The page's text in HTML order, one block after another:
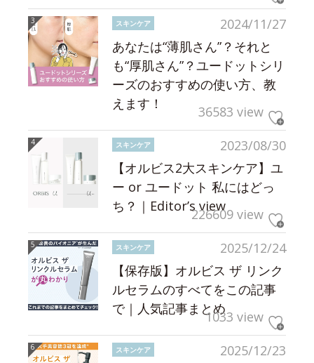
2024/11/27
スキンケア
あなたは“薄肌さん”？それと
も“厚肌さん”？ユードットシリ
ーズのおすすめの使い方、教
えます！
36583 view
2023/08/30
スキンケア
【オルビス2大スキンケア】ユ
ー or ユードット 私にはどっ
ち？｜Editor’s view226609 view
2025/12/24
スキンケア
【保存版】オルビス ザ リンク
ルセラムのすべてをこの記事
で｜人気記事まとめ1033 view
2025/12/23
スキンケア